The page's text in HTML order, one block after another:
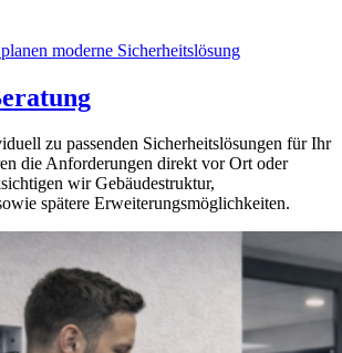
zu passenden Sicherheitslösungen für Ihr
die Anforderungen direkt vor Ort oder
wir Gebäudestruktur,
spätere Erweiterungsmöglichkeiten.